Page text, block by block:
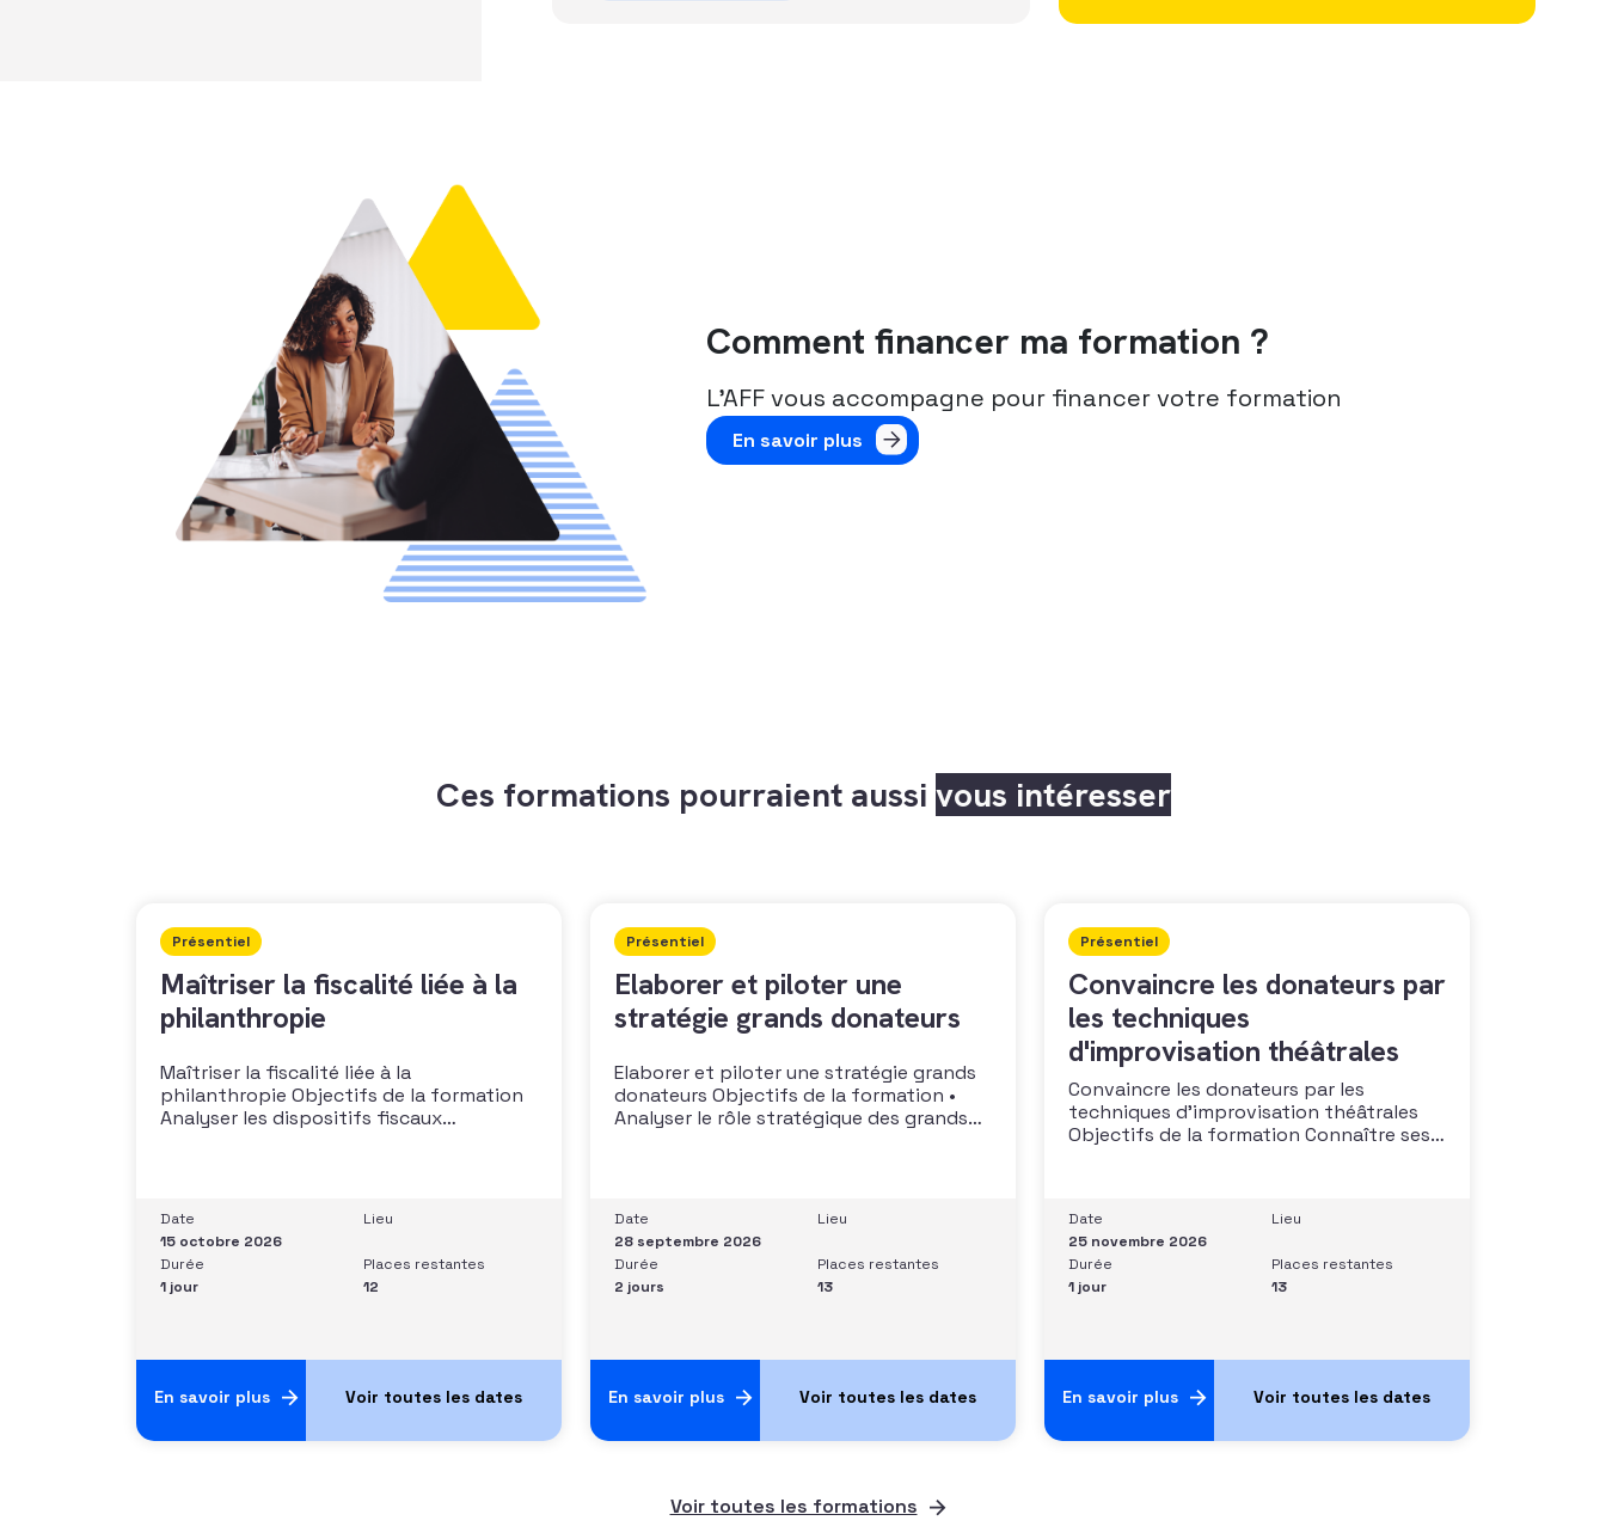
Comment financer ma formation ?
L’AFF vous accompagne pour financer votre formation
En savoir plus
Ces formations pourraient aussi vous intéresser
Présentiel
Maîtriser la fiscalité liée à la
philanthropie
Maîtriser la fiscalité liée à la
philanthropie Objectifs de la formation
Analyser les dispositifs fiscaux
et les discours auprès des donateurs
Identifier les situations nécessitant un
arbitrage juridique Compétences et
aptitudes Comprendre les régimes
Date
15 octobre 2026
Lieu
Durée
1 jour
Places restantes
12
En savoir plus
Présentiel
Elaborer et piloter une
stratégie grands donateurs
Elaborer et piloter une stratégie grands
donateurs Objectifs de la formation •
Analyser le rôle stratégique des grands
disponibles• Mobiliser la gouvernance et
les parties prenantes• Construire un
argumentaire personnalisé et piloter le
parcours
Date
28 septembre 2026
Lieu
Durée
2 jours
Places restantes
13
En savoir plus
Présentiel
Convaincre les donateurs par
les techniques
d'improvisation théâtrales
Convaincre les donateurs par les
techniques d’improvisation théâtrales
Objectifs de la formation Connaître ses
son degré de force de conviction et sur
quoi elle se fonde (mots, attitude, …),
quelle est sa situation de
Date
25 novembre 2026
Lieu
Durée
1 jour
Places restantes
13
En savoir plus
Voir toutes les formations